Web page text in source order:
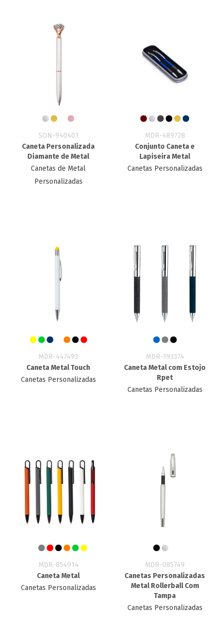
SON-940401
Caneta Personalizada
Diamante de Metal
Canetas de Metal
Personalizadas
MDR-489728
Conjunto Caneta e
Lapiseira Metal
Canetas Personalizadas
MDR-447493
Caneta Metal Touch
Canetas Personalizadas
MDR-193374
Caneta Metal com Estojo
Rpet
Canetas Personalizadas
MDR-854914
Caneta Metal
Canetas Personalizadas
MDR-085749
Canetas Personalizadas
Metal Rollerball Com
Tampa
Canetas Personalizadas